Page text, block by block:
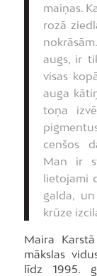
maiņas.
rozā
augs, ir
visas
auga
toņa
cenšos
Man ir
lietojami
galda,
krūze
Maira
mākslas
līdz 1995.